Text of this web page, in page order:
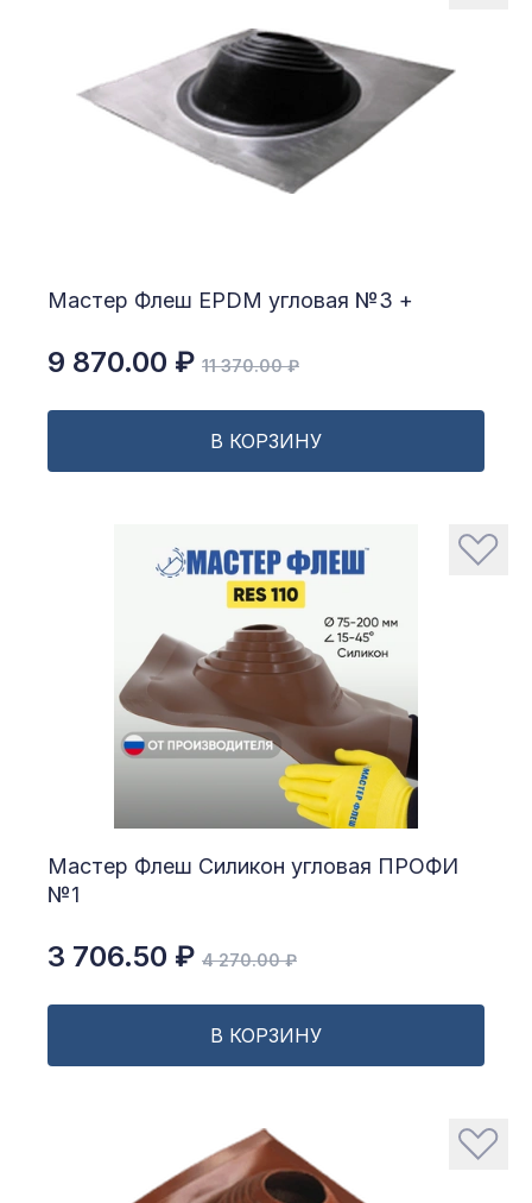
Мастер Флеш EPDM угловая №3 +
9 870.00 ₽ 11 370.00 ₽
В КОРЗИНУ
Мастер Флеш Силикон угловая ПРОФИ
№1
3 706.50 ₽ 4 270.00 ₽
В КОРЗИНУ